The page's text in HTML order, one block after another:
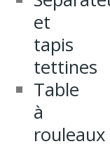
et
tapis
tettines
Table
à
rouleaux